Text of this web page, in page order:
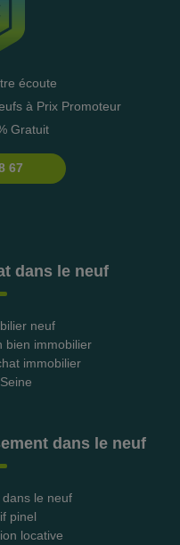
écoute
à Prix Promoteur
Gratuit
67
dans le neuf
neuf
bien immobilier
immobilier
dans le neuf
le neuf
pinel
locative